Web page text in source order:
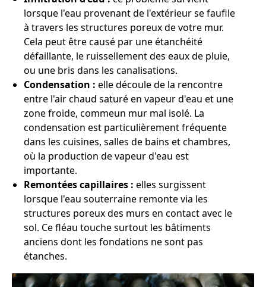
lorsque l'eau provenant de l'extérieur se faufile
à travers les structures poreux de votre mur.
Cela peut être causé par une étanchéité
défaillante, le ruissellement des eaux de pluie,
ou une bris dans les canalisations.
Condensation : elle découle de la rencontre
entre l'air chaud saturé en vapeur d'eau et une
zone froide, commeun mur mal isolé. La
condensation est particulièrement fréquente
dans les cuisines, salles de bains et chambres,
où la production de vapeur d'eau est
importante.
Remontées capillaires : elles surgissent
lorsque l'eau souterraine remonte via les
structures poreux des murs en contact avec le
sol. Ce fléau touche surtout les bâtiments
anciens dont les fondations ne sont pas
étanches.